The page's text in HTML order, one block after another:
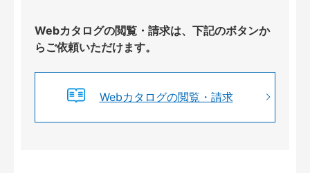
Webカタログの閲覧・請求は、下記のボタンか
らご依頼いただけます。
Webカタログの閲覧・請求